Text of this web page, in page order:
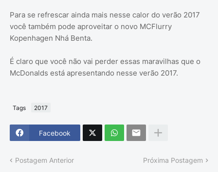
Para se refrescar ainda mais nesse calor do verão 2017
você também pode aproveitar o novo MCFlurry
Kopenhagen Nhá Benta.
É claro que você não vai perder essas maravilhas que o
McDonalds está apresentando nesse verão 2017.
Tags 2017
Facebook
Postagem Anterior Próxima Postagem